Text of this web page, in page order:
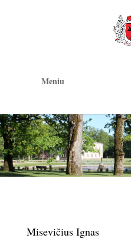
Meniu
Misevičius Ignas